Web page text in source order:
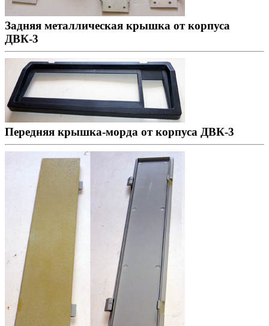
Задняя металлическая крышка от корпуса
ДВК-3
Передняя крышка-морда от корпуса ДВК-3